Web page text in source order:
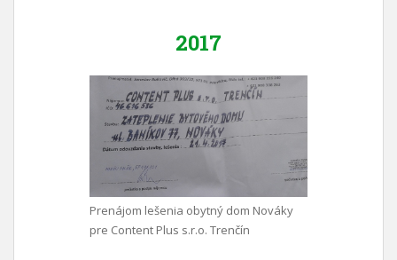
2017
Prenájom lešenia obytný dom Nováky
pre Content Plus s.r.o. Trenčín